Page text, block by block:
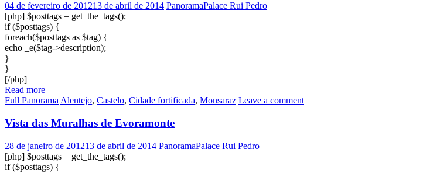
04 de fevereiro de 201213 de abril de 2014 PanoramaPalace Rui Pedro
[php] $posttags = get_the_tags();
if ($posttags) {
foreach($posttags as $tag) {
echo _e($tag->description);
}
}
[/php]
Read more
Full Panorama Alentejo, Castelo, Cidade fortificada, Monsaraz Leave a comment
Vista das Muralhas de Evoramonte
28 de janeiro de 201213 de abril de 2014 PanoramaPalace Rui Pedro
[php] $posttags = get_the_tags();
if ($posttags) {